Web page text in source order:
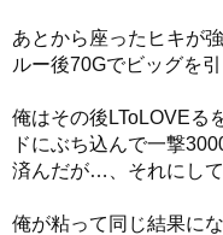
あとから座ったヒキが
ルー後70Gでビッグを
俺はその後LToLOVEる
ドにぶち込んで一撃
済んだが…、それにして
俺が粘って同じ結果に